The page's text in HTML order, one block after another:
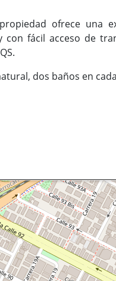
ofrece una
fácil acceso de
dos baños en